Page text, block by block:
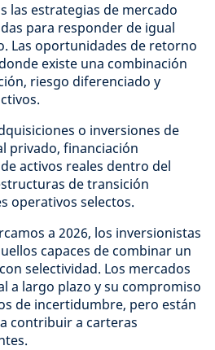
las estrategias de mercado
para responder de igual
Las oportunidades de retorno
existe una combinación
riesgo diferenciado y
o inversiones de
privado, financiación
activos reales dentro del
de transición
operativos selectos.
a 2026, los inversionistas
capaces de combinar un
selectividad. Los mercados
a largo plazo y su compromiso
de incertidumbre, pero están
contribuir a carteras